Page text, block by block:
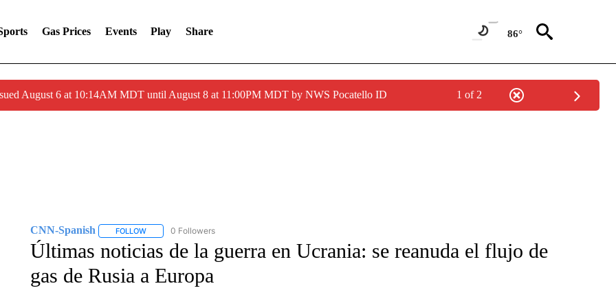
Gas Prices Events Play Share 86°
August 6 at 10:14AM MDT until August 8 at 11:00PM MDT by NWS Pocatello ID 1 of 2
CNN-Spanish FOLLOWFOLLOW "CNN-SPANISH" TO RECEIVE NOTIFICATIONS ABOUT NEW PAGES ON "CNN-SPANISH".
0 Followers
Últimas noticias de la guerra en Ucrania: se reanuda el flujo de
gas de Rusia a Europa